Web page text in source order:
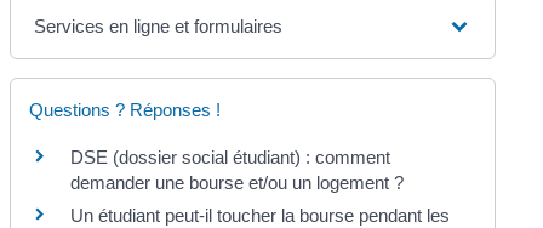
Services en ligne et formulaires
Questions ? Réponses !
DSE (dossier social étudiant) : comment
demander une bourse et/ou un logement ?
Un étudiant peut-il toucher la bourse pendant les